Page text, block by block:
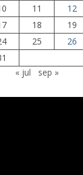
11 12
18 19
25 26
« jul
sep »